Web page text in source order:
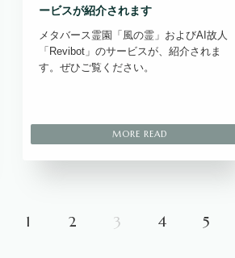
ービスが紹介されます
メタバース霊園「風の霊」およびAI故人
「Revibot」のサービスが、紹介されま
す。ぜひご覧ください。
1 2 3 4 5